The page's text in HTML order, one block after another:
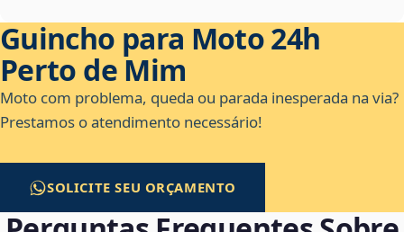
Guincho para Moto 24h
Perto de Mim
Moto com problema, queda ou parada inesperada na via?
Prestamos o atendimento necessário!
SOLICITE SEU ORÇAMENTO